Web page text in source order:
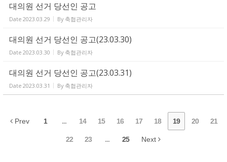
대의원 선거 당선인 공고
Date 2023.03.29 By 축협관리자
대의원 선거 당선인 공고(23.03.30)
Date 2023.03.30 By 축협관리자
대의원 선거 당선인 공고(23.03.31)
Date 2023.03.31 By 축협관리자
Prev 1 ... 14 15 16 17 18 19 20 21
22 23 ... 25 Next